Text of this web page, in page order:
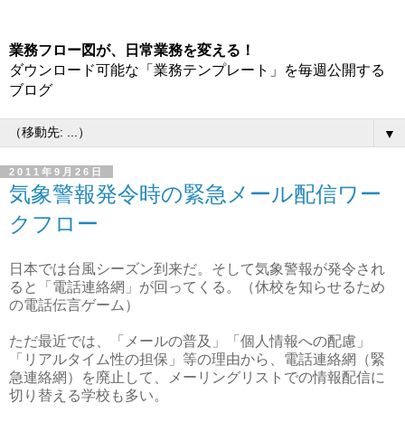
業務フロー図が、日常業務を変える！
ダウンロード可能な「業務テンプレート」を毎週公開する
ブログ
▼
2011年9月26日
気象警報発令時の緊急メール配信ワー
クフロー
日本では台風シーズン到来だ。そして気象警報が発令され
ると「電話連絡網」が回ってくる。（休校を知らせるため
の電話伝言ゲーム）
ただ最近では、「メールの普及」「個人情報への配慮」
「リアルタイム性の担保」等の理由から、電話連絡網（緊
急連絡網）を廃止して、メーリングリストでの情報配信に
切り替える学校も多い。